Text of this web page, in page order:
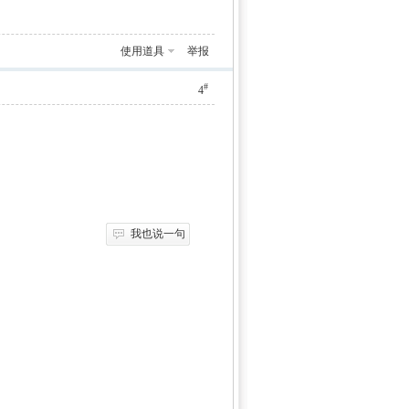
使用道具 举报
4#
我也说一句